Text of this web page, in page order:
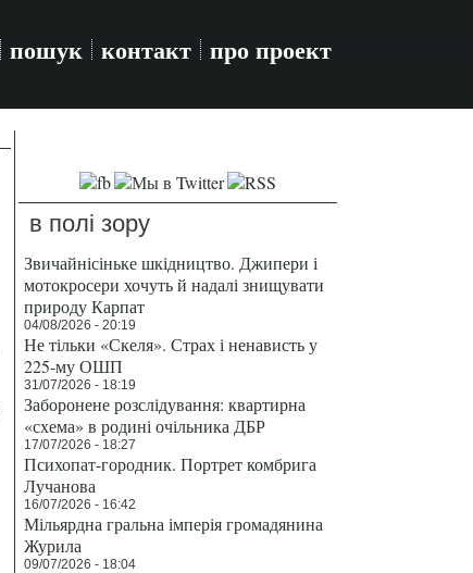
пошук контакт про проект
в полі зору
Звичайнісіньке шкідництво. Джипери і
мотокросери хочуть й надалі знищувати
природу Карпат
04/08/2026 - 20:19
Не тільки «Скеля». Страх і ненависть у
225-му ОШП
31/07/2026 - 18:19
Заборонене розслідування: квартирна
«схема» в родині очільника ДБР
17/07/2026 - 18:27
Психопат-городник. Портрет комбрига
Лучанова
16/07/2026 - 16:42
Мільярдна гральна імперія громадянина
Журила
09/07/2026 - 18:04